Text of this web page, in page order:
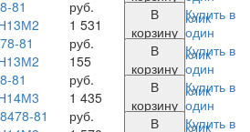
81
руб.
клик
81
1 531
руб.
В
корзину
Купить в
один
клик
81
155
руб.
В
корзину
Купить в
один
клик
81
1 435
руб.
В
корзину
Купить в
один
клик
В
Купить в